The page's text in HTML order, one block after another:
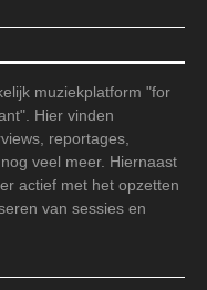
muziekplatform "for
Hier vinden
reportages,
veel meer. Hiernaast
actief met het opzetten
van sessies en